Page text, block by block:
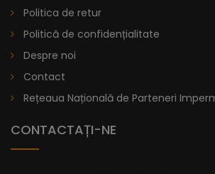
Politica de retur
Politică de confidențialitate
Despre noi
Contact
Rețeaua Națională de Parteneri
CONTACTAȚI-NE